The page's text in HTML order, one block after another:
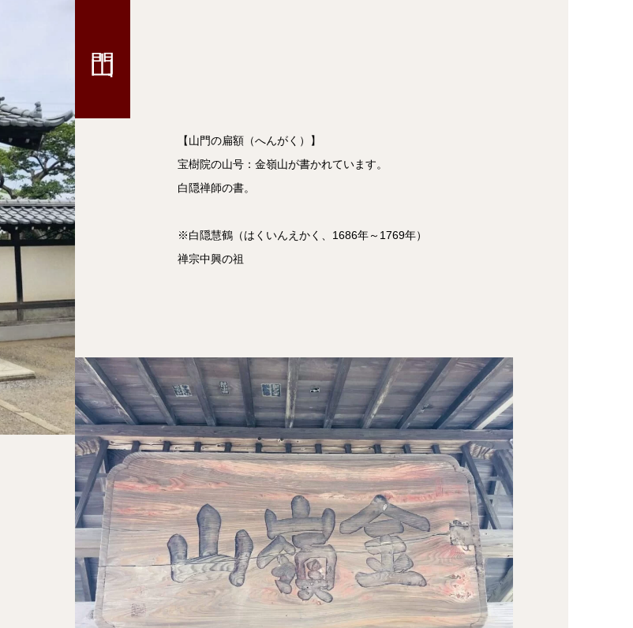
【山門の扁額（へんがく）】
宝樹院の山号：金嶺山が書かれています。
白隠禅師の書。
※白隠慧鶴（はくいんえかく、1686年～1769年）
禅宗中興の祖